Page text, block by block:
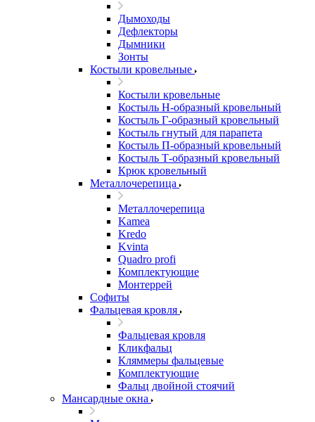
Дымоходы
Дефлекторы
Дымники
Зонты
Костыли кровельные
Костыли кровельные
Костыль H-образный кровельный
Костыль Г-образный кровельный
Костыль гнутый для парапета
Костыль П-образный кровельный
Костыль Т-образный кровельный
Крюк кровельный
Металлочерепица
Металлочерепица
Kamea
Kredo
Kvinta
Quadro profi
Комплектующие
Монтеррей
Софиты
Фальцевая кровля
Фальцевая кровля
Кликфальц
Кляммеры фальцевые
Комплектующие
Фальц двойной стоячий
Мансардные окна